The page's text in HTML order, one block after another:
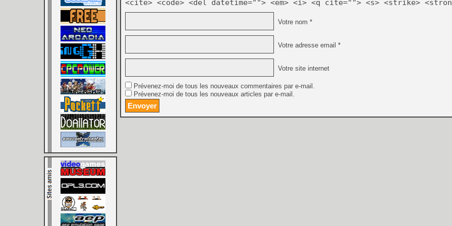
<cite> <code> <del datetime=""> <em> <i> <q cite=""> <s> <strike>
Votre nom *
Votre adresse email *
Votre site internet
Prévenez-moi de tous les nouveaux commentaires par e-mail.
Prévenez-moi de tous les nouveaux articles par e-mail.